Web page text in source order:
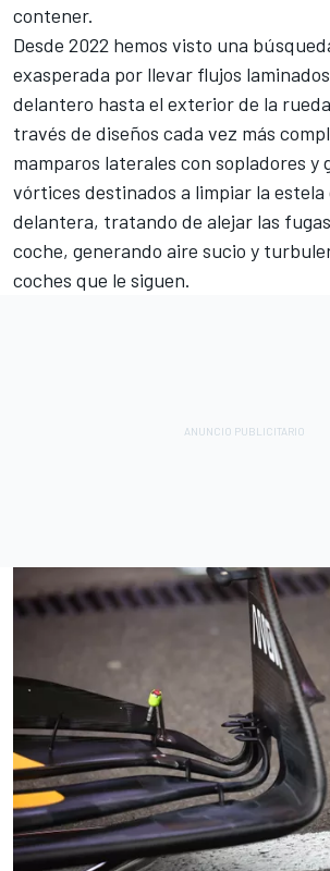
contener.
Desde 2022 hemos visto una
exasperada por llevar flujos
delantero hasta el exterior de la
través de diseños cada vez más
mamparos laterales con sopladores y
vórtices destinados a limpiar la estela
delantera, tratando de alejar las
coche, generando aire sucio y
coches que le siguen.